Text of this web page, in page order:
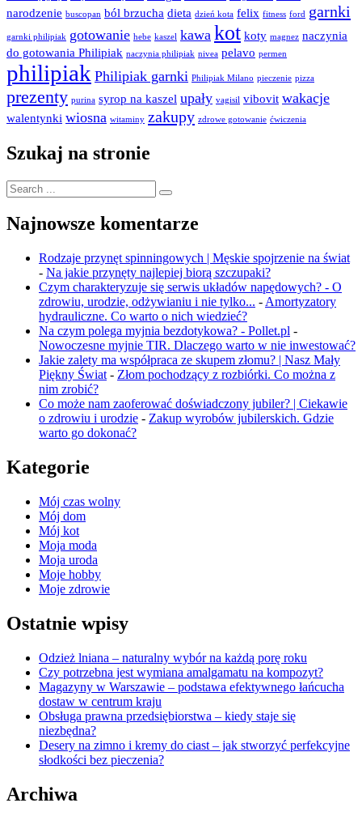
narodzenie buscopan ból brzucha dieta dzień kota felix fitness ford garnki
garnki philipiak gotowanie hebe kaszel kawa kot koty magnez naczynia
do gotowania Philipiak naczynia philipiak nivea pelavo permen
philipiak Philipiak garnki Philipiak Milano pieczenie pizza
prezenty purina syrop na kaszel upały vagisil vibovit wakacje
walentynki wiosna witaminy zakupy zdrowe gotowanie ćwiczenia
Szukaj na stronie
Search
for:
Najnowsze komentarze
Rodzaje przynęt spinningowych | Męskie spojrzenie na świat
- Na jakie przynęty najlepiej biorą szczupaki?
Czym charakteryzuje się serwis układów napędowych? - O
zdrowiu, urodzie, odżywianiu i nie tylko... - Amortyzatory
hydrauliczne. Co warto o nich wiedzieć?
Na czym polega myjnia bezdotykowa? - Pollet.pl -
Nowoczesne myjnie TIR. Dlaczego warto w nie inwestować?
Jakie zalety ma współpraca ze skupem złomu? | Nasz Mały
Piękny Świat - Złom pochodzący z rozbiórki. Co można z
nim zrobić?
Co może nam zaoferować doświadczony jubiler? | Ciekawie
o zdrowiu i urodzie - Zakup wyrobów jubilerskich. Gdzie
warto go dokonać?
Kategorie
Mój czas wolny
Mój dom
Mój kot
Moja moda
Moja uroda
Moje hobby
Moje zdrowie
Ostatnie wpisy
Odzież lniana – naturalny wybór na każdą porę roku
Czy potrzebna jest wymiana amalgamatu na kompozyt?
Magazyny w Warszawie – podstawa efektywnego łańcucha
dostaw w centrum kraju
Obsługa prawna przedsiębiorstwa – kiedy staje się
niezbędna?
Desery na zimno i kremy do ciast – jak stworzyć perfekcyjne
słodkości bez pieczenia?
Archiwa